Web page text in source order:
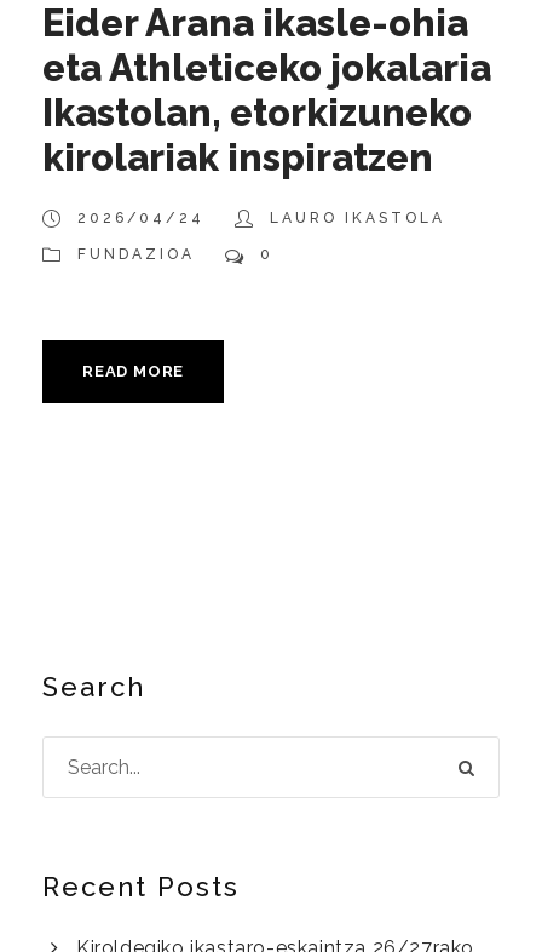
Eider Arana ikasle-ohia
eta Athleticeko jokalaria
Ikastolan, etorkizuneko
kirolariak inspiratzen
2026/04/24 LAURO IKASTOLA
FUNDAZIOA 0
READ MORE
Search
Recent Posts